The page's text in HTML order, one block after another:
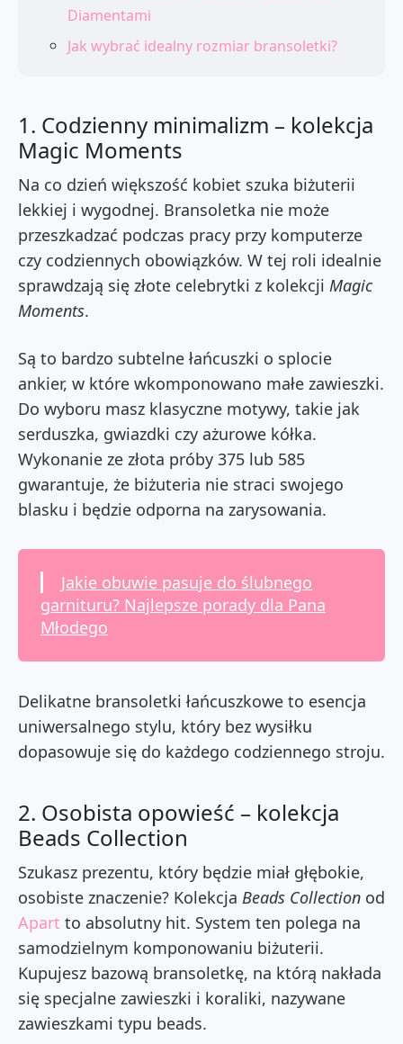
Diamentami
Jak wybrać idealny rozmiar bransoletki?
1. Codzienny minimalizm – kolekcja
Magic Moments
Na co dzień większość kobiet szuka biżuterii
lekkiej i wygodnej. Bransoletka nie może
przeszkadzać podczas pracy przy komputerze
czy codziennych obowiązków. W tej roli idealnie
sprawdzają się złote celebrytki z kolekcji Magic
Moments.
Są to bardzo subtelne łańcuszki o splocie
ankier, w które wkomponowano małe zawieszki.
Do wyboru masz klasyczne motywy, takie jak
serduszka, gwiazdki czy ażurowe kółka.
Wykonanie ze złota próby 375 lub 585
gwarantuje, że biżuteria nie straci swojego
blasku i będzie odporna na zarysowania.
Jakie obuwie pasuje do ślubnego
garnituru? Najlepsze porady dla Pana
Młodego
Delikatne bransoletki łańcuszkowe to esencja
uniwersalnego stylu, który bez wysiłku
dopasowuje się do każdego codziennego stroju.
2. Osobista opowieść – kolekcja
Beads Collection
Szukasz prezentu, który będzie miał głębokie,
osobiste znaczenie? Kolekcja Beads Collection od
Apart to absolutny hit. System ten polega na
samodzielnym komponowaniu biżuterii.
Kupujesz bazową bransoletkę, na którą nakłada
się specjalne zawieszki i koraliki, nazywane
zawieszkami typu beads.